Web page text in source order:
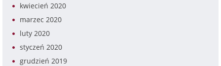
kwiecień 2020
marzec 2020
luty 2020
styczeń 2020
grudzień 2019